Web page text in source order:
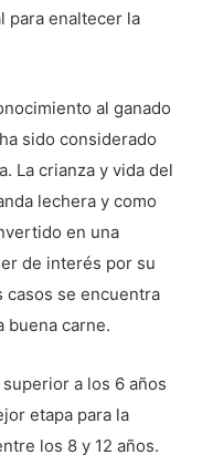
para enaltecer la
al ganado
sido considerado
La crianza y vida del
lechera y como
en una
de interés por su
casos se encuentra
buena carne.
a los 6 años
etapa para la
los 8 y 12 años.